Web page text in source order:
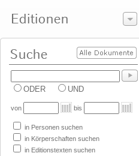
ODER UND
von bis
in Personen suchen
in Körperschaften suchen
in Editionstexten suchen